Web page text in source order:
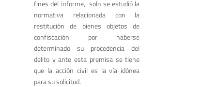
fines del informe, solo se estudió la
normativa relacionada con la
restitución de bienes objetos de
confiscación por haberse
determinado su procedencia del
delito y ante esta premisa se tiene
que la acción civil es la vía idónea
para su solicitud.